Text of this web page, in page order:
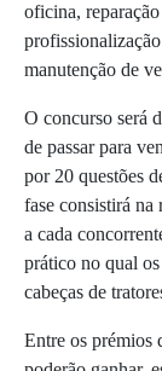
oficina,
manutenção de
O concurso será
de passar para
por 20 questões
fase consistirá na
a cada
prático no qual
cabeças de
Entre os prémios